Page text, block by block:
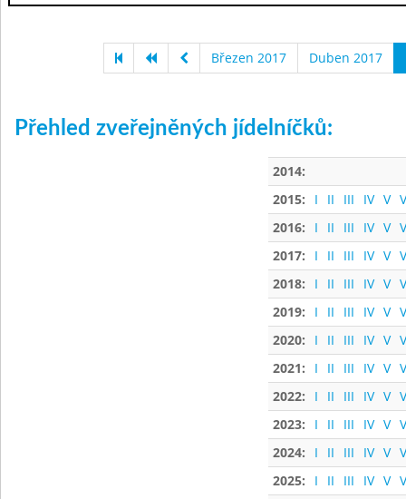
Březen 2017 Duben 2017
Přehled zveřejněných jídelníčků:
2014:
2015:
I II III IV V
2016:
I II III IV V
2017:
I II III IV V
2018:
I II III IV V
2019:
I II III IV V
2020:
I II III IV V
2021:
I II III IV V
2022:
I II III IV V
2023:
I II III IV V
2024:
I II III IV V
2025:
I II III IV V